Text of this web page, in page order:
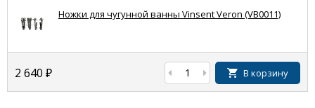
Ножки для чугунной ванны Vinsent Veron (VB0011)
2 640 ₽ В корзину